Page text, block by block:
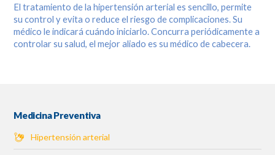
El tratamiento de la hipertensión arterial es sencillo, permite
su control y evita o reduce el riesgo de complicaciones. Su
médico le indicará cuándo iniciarlo. Concurra periódicamente a
controlar su salud, el mejor aliado es su médico de cabecera.
Medicina Preventiva
Hipertensión arterial